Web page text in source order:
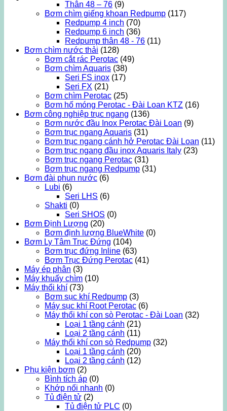
Thân 48 – 76 (9)
Bơm chìm giếng khoan Redpump (117)
Redpump 4 inch (70)
Redpump 6 inch (36)
Redpump thân 48 - 76 (11)
Bơm chìm nước thải (128)
Bơm cắt rác Perotac (49)
Bơm chìm Aquaris (38)
Seri FS inox (17)
Seri FX (21)
Bơm chìm Perotac (25)
Bơm hố móng Perotac - Đài Loan KTZ (16)
Bơm công nghiệp trục ngang (136)
Bơm nước đầu Inox Perotac Đài Loan (9)
Bơm trục ngang Aquaris (31)
Bơm trục ngang cánh hở Perotac Đài Loan (11)
Bơm trục ngang đầu inox Aquaris Italy (23)
Bơm trục ngang Perotac (31)
Bơm trục ngang Redpump (31)
Bơm đài phun nước (6)
Lubi (6)
Seri LHS (6)
Shakti (0)
Seri SHOS (0)
Bơm Định Lượng (20)
Bơm định lượng BlueWhite (0)
Bơm Ly Tâm Trục Đứng (104)
Bơm trục đứng Inline (63)
Bơm Trục Đứng Perotac (41)
Máy ép phân (3)
Máy khuấy chìm (10)
Máy thổi khí (73)
Bơm sục khí Redpump (3)
Máy sục khí Root Perotac (6)
Máy thổi khí con sò Perotac - Đài Loan (32)
Loại 1 tầng cánh (21)
Loại 2 tầng cánh (11)
Máy thổi khí con sò Redpump (32)
Loại 1 tầng cánh (20)
Loại 2 tầng cánh (12)
Phụ kiện bơm (2)
Bình tích áp (0)
Khớp nối nhanh (0)
Tủ điện tử (2)
Tủ điện tử PLC (0)